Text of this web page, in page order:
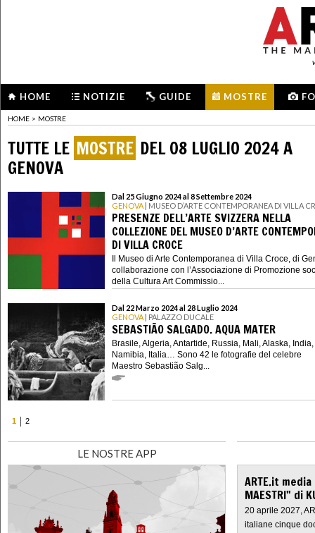
HOME NOTIZIE GUIDE MOSTRE
HOME > MOSTRE
TUTTE LE MOSTRE DEL 08 LUGLIO 2024 A
GENOVA
Dal 25 Giugno 2024 al 8 Settembre 2024
GENOVA | MUSEO D’ARTE CONTEMPORANEA DI VILLA
PRESENZE DELL’ARTE SVIZZERA NELLA
COLLEZIONE DEL MUSEO D’ARTE
DI VILLA CROCE
Il Museo di Arte Contemporanea di Villa Croce, di
collaborazione con l’Associazione di Promozione
della Cultura Art Commissio...
Dal 22 Marzo 2024 al 28 Luglio 2024
GENOVA | PALAZZO DUCALE
SEBASTIÃO SALGADO. AQUA MATER
Brasile, Algeria, Antartide, Russia, Mali, Alaska, India,
Namibia, Italia… Sono 42 le fotografie del celebre
Maestro Sebastião Salg...
1 2
LE NOSTRE APP
ARTE.it
MAESTRI" di
20 aprile 2027,
italiane cinque